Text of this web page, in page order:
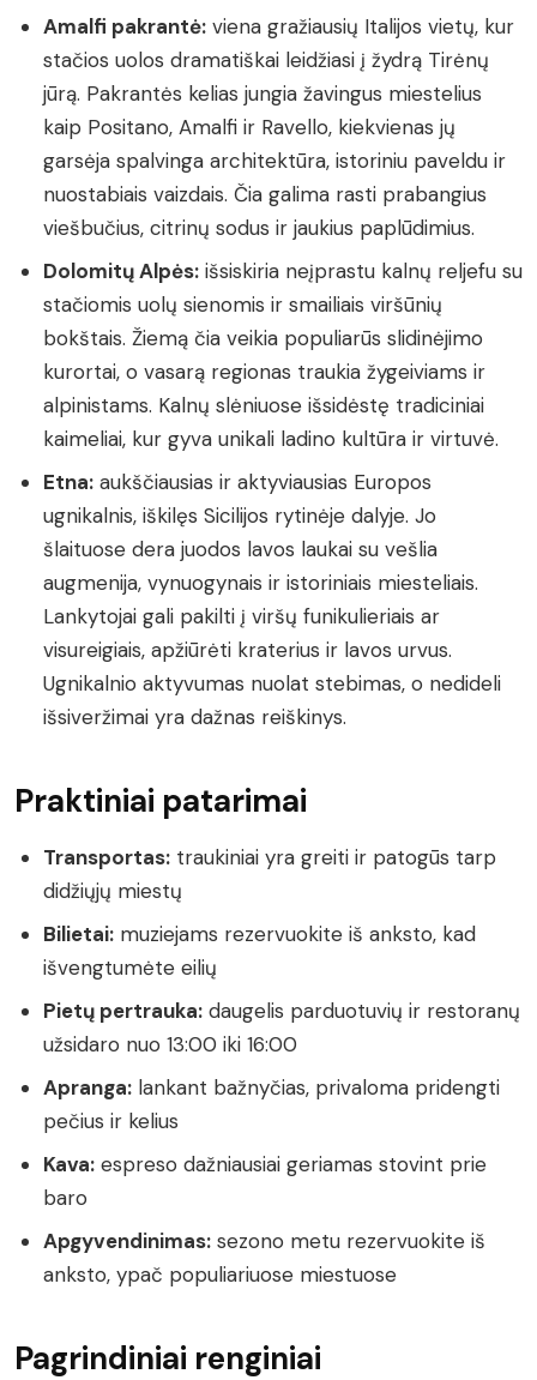
Amalfi pakrantė: viena gražiausių Italijos vietų, kur
stačios uolos dramatiškai leidžiasi į žydrą Tirėnų
jūrą. Pakrantės kelias jungia žavingus miestelius
kaip Positano, Amalfi ir Ravello, kiekvienas jų
garsėja spalvinga architektūra, istoriniu paveldu ir
nuostabiais vaizdais. Čia galima rasti prabangius
viešbučius, citrinų sodus ir jaukius paplūdimius.
Dolomitų Alpės: išsiskiria neįprastu kalnų reljefu su
stačiomis uolų sienomis ir smailiais viršūnių
bokštais. Žiemą čia veikia populiarūs slidinėjimo
kurortai, o vasarą regionas traukia žygeiviams ir
alpinistams. Kalnų slėniuose išsidėstę tradiciniai
kaimeliai, kur gyva unikali ladino kultūra ir virtuvė.
Etna: aukščiausias ir aktyviausias Europos
ugnikalnis, iškilęs Sicilijos rytinėje dalyje. Jo
šlaituose dera juodos lavos laukai su vešlia
augmenija, vynuogynais ir istoriniais miesteliais.
Lankytojai gali pakilti į viršų funikulieriais ar
visureigiais, apžiūrėti kraterius ir lavos urvus.
Ugnikalnio aktyvumas nuolat stebimas, o nedideli
išsiveržimai yra dažnas reiškinys.
Praktiniai patarimai
Transportas: traukiniai yra greiti ir patogūs tarp
didžiųjų miestų
Bilietai: muziejams rezervuokite iš anksto, kad
išvengtumėte eilių
Pietų pertrauka: daugelis parduotuvių ir restoranų
užsidaro nuo 13:00 iki 16:00
Apranga: lankant bažnyčias, privaloma pridengti
pečius ir kelius
Kava: espreso dažniausiai geriamas stovint prie
baro
Apgyvendinimas: sezono metu rezervuokite iš
anksto, ypač populiariuose miestuose
Pagrindiniai renginiai